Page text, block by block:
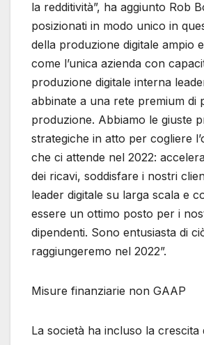
la redditività”, ha aggiunto Rob
posizionati in modo unico in
della produzione digitale ampio
come l’unica azienda con
produzione digitale interna
abbinate a una rete premium di
produzione. Abbiamo le giuste
strategiche in atto per cogliere
che ci attende nel 2022:
dei ricavi, soddisfare i nostri
leader digitale su larga scala e
essere un ottimo posto per i
dipendenti. Sono entusiasta di
raggiungeremo nel 2022”.
Misure finanziarie non GAAP
La società ha incluso la crescita